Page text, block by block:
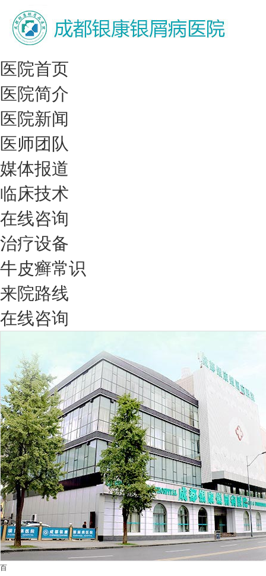
医院首页
医院简介
医院新闻
医师团队
媒体报道
临床技术
在线咨询
治疗设备
牛皮癣常识
来院路线
在线咨询
百